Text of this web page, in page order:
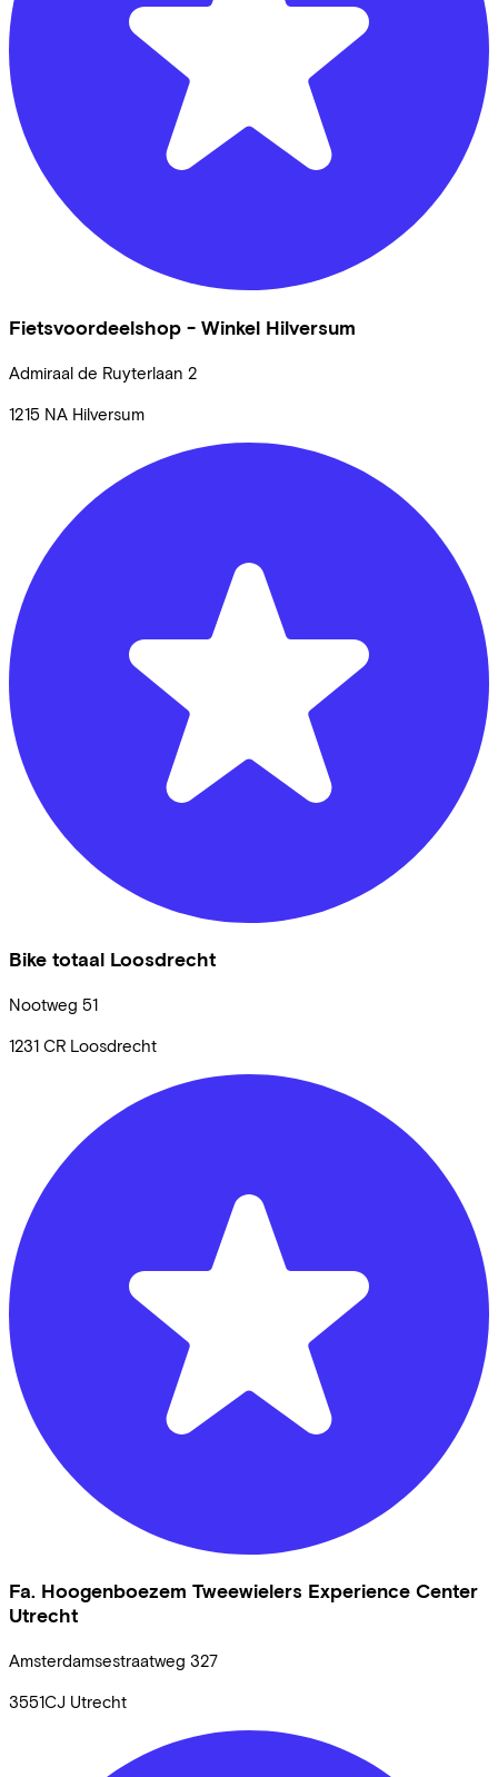
Fietsvoordeelshop - Winkel Hilversum
Admiraal de Ruyterlaan 2
1215 NA Hilversum
Bike totaal Loosdrecht
Nootweg 51
1231 CR Loosdrecht
Fa. Hoogenboezem Tweewielers Experience Center
Utrecht
Amsterdamsestraatweg 327
3551CJ Utrecht